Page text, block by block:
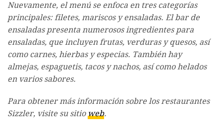
Nuevamente, el menú se enfoca en tres categorías
principales: filetes, mariscos y ensaladas. El bar de
ensaladas presenta numerosos ingredientes para
ensaladas, que incluyen frutas, verduras y quesos, así
como carnes, hierbas y especias. También hay
almejas, espaguetis, tacos y nachos, así como helados
en varios sabores.
Para obtener más información sobre los restaurantes
Sizzler, visite su sitioweb.